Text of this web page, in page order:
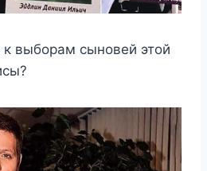
к выборам сыновей этой